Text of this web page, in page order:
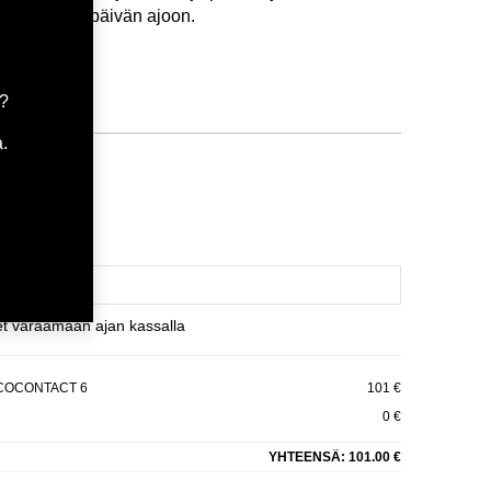
arkipäivän ajoon.
varaamaan ajan kassalla
6
101 €
0 €
YHTEENSÄ: 101.00 €